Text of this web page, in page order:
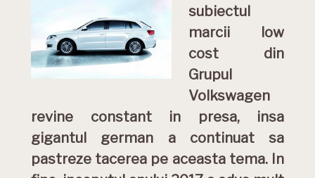
subiectul
marcii low
cost din
Grupul
Volkswagen
revine constant in presa, insa
gigantul german a continuat sa
pastreze tacerea pe aceasta tema. In